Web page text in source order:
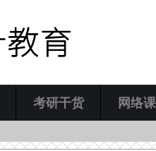
考研干货 网络